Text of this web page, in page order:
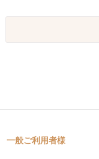
一般ご利用者様